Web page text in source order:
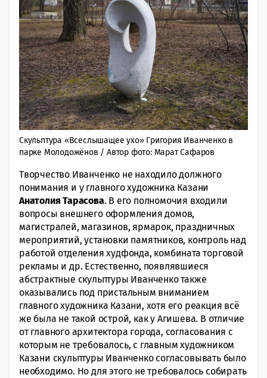
Скульптура «Всеслышащее ухо» Григория Иванченко в
парке Молодожёнов / Автор фото: Марат Сафаров
Творчество Иванченко не находило должного
понимания и у главного художника Казани
Анатолия Тарасова. В его полномочия входили
вопросы внешнего оформления домов,
магистралей, магазинов, ярмарок, праздничных
мероприятий, установки памятников, контроль над
работой отделения худфонда, комбината торговой
рекламы и др. Естественно, появлявшиеся
абстрактные скульптуры Иванченко также
оказывались под пристальным вниманием
главного художника Казани, хотя его реакция всё
же была не такой острой, как у Агишева. В отличие
от главного архитектора города, согласования с
которым не требовалось, с главным художником
Казани скульптуры Иванченко согласовывать было
необходимо. Но для этого не требовалось собирать